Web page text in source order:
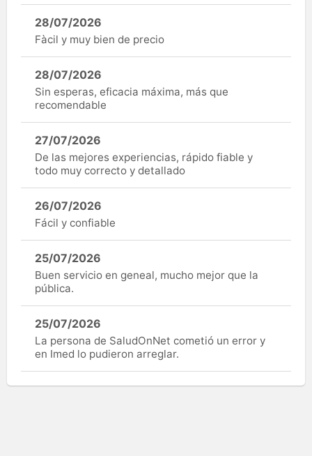
28/07/2026
Fàcil y muy bien de precio
28/07/2026
Sin esperas, eficacia máxima, más que
recomendable
27/07/2026
De las mejores experiencias, rápido fiable y
todo muy correcto y detallado
26/07/2026
Fácil y confiable
25/07/2026
Buen servicio en geneal, mucho mejor que la
pública.
25/07/2026
La persona de SaludOnNet cometió un error y
en Imed lo pudieron arreglar.